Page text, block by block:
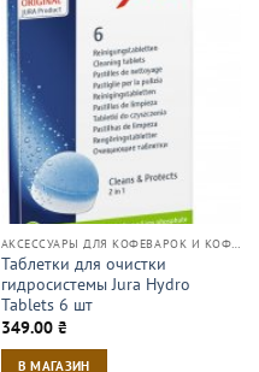
Таблетки для очистки
гидросистемы Jura Hydro
Tablets 6 шт
349.00 ₴
В МАГАЗИН